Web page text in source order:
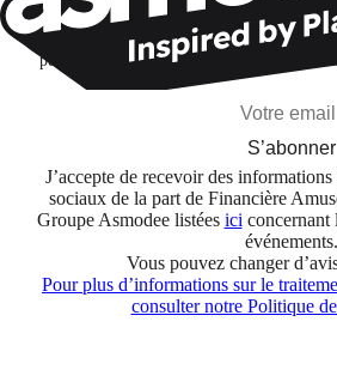
Je m'abonne pour découvrir des jeux,
personnalisés selon mes centres d'intérêt et
S’abonner
J’accepte de recevoir des
sociaux de la part de Financière
Groupe Asmodee listées ici concernant
événements.
Vous pouvez changer
Pour plus d’informations sur le
consulter notre Politique